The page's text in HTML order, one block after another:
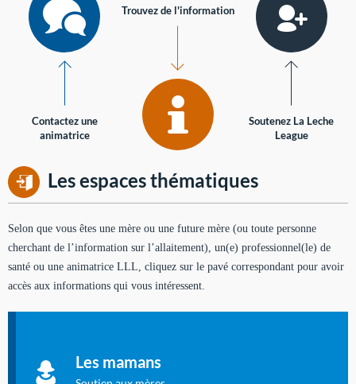
Contactez une
animatrice
Trouvez de l'information
Soutenez La Leche
League
Les espaces thématiques
Selon que vous êtes une mère ou une future mère (ou toute personne
cherchant de l’information sur l’allaitement), un(e) professionnel(le) de
santé ou une animatrice LLL, cliquez sur le pavé correspondant pour avoir
accès aux informations qui vous intéressent.
Les mamans
à allaiter et vous informer : toutes les rubriques qui
concernent l'allaitement.